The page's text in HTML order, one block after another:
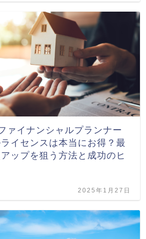
ァイナンシャルプランナー
イセンスは本当にお得？最
ップを狙う方法と成功のヒ
2025年1月27日